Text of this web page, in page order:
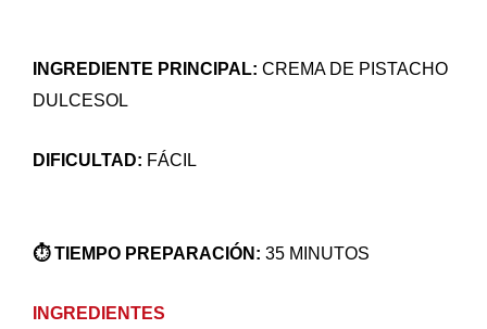
INGREDIENTE PRINCIPAL: CREMA DE PISTACHO
DULCESOL
DIFICULTAD: FÁCIL
⏱️ TIEMPO PREPARACIÓN: 35 MINUTOS
INGREDIENTES